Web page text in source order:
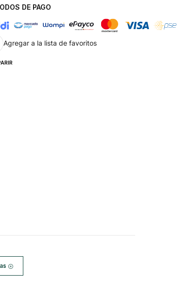
DE PAGO
Agregar a la lista de favoritos